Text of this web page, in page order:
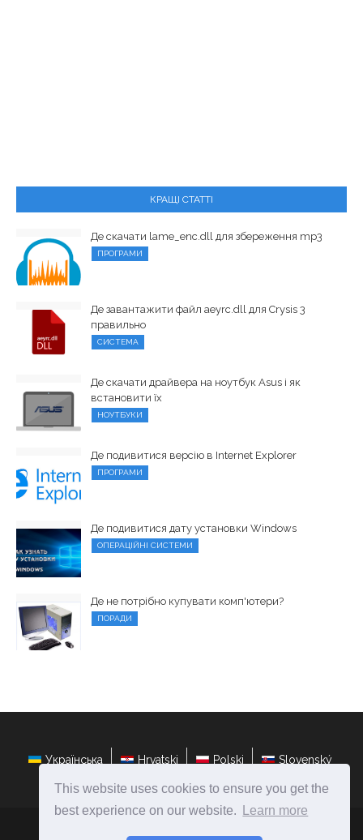
This website uses cookies to ensure you get the
best experience on our website.
Learn more
КРАЩІ СТАТТІ
Де скачати lame_enc.dll для збереження mp3
ПРОГРАМИ
Де завантажити файл aeyrc.dll для Crysis 3
правильно
СИСТЕМА
Де скачати драйвера на ноутбук Asus і як
встановити їх
НОУТБУКИ
Де подивитися версію в Internet Explorer
ПРОГРАМИ
Де подивитися дату установки Windows
ОПЕРАЦІЙНІ СИСТЕМИ
Де не потрібно купувати комп'ютери?
ПОРАДИ
Українська Hrvatski Polski Slovenský
ateasyday.com Ⓒ2026